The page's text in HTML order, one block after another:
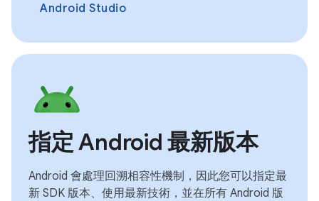
Android Studio
指定 Android 最新版本
Android 會處理回溯相容性機制，因此您可以指定最
新 SDK 版本、使用最新技術，並在所有 Android 版